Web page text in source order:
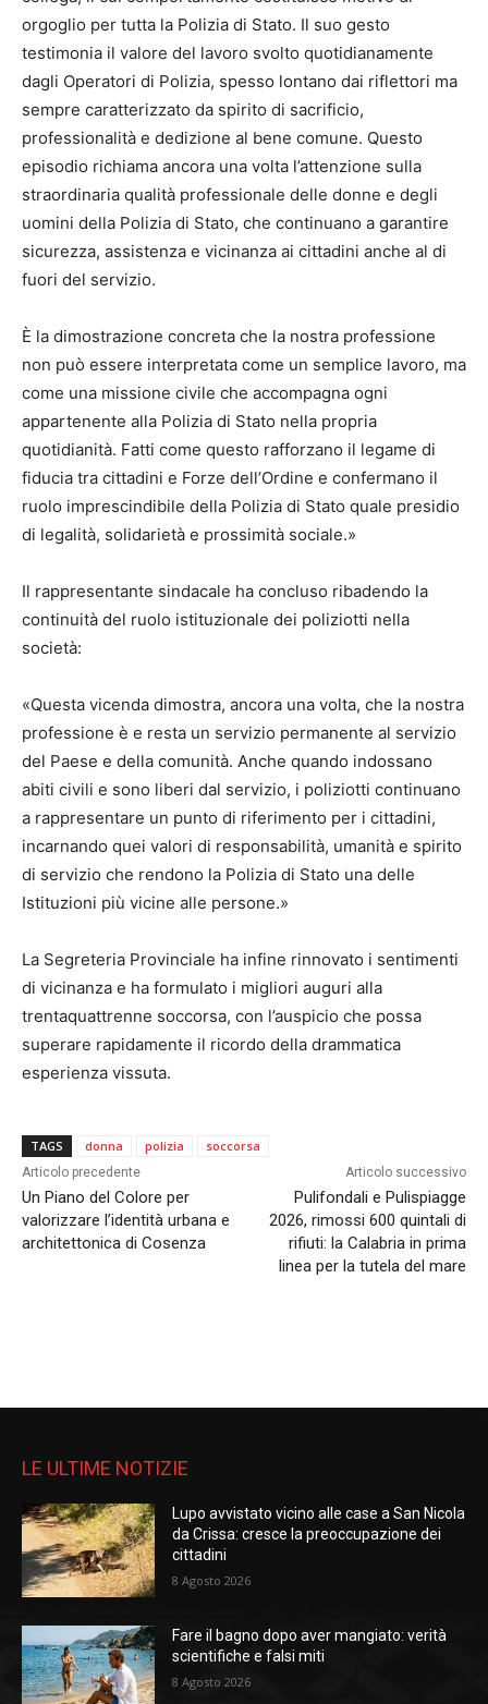
orgoglio per tutta la Polizia di Stato. Il suo gesto
testimonia il valore del lavoro svolto quotidianamente
dagli Operatori di Polizia, spesso lontano dai riflettori ma
sempre caratterizzato da spirito di sacrificio,
professionalità e dedizione al bene comune. Questo
episodio richiama ancora una volta l’attenzione sulla
straordinaria qualità professionale delle donne e degli
uomini della Polizia di Stato, che continuano a garantire
sicurezza, assistenza e vicinanza ai cittadini anche al di
fuori del servizio.
È la dimostrazione concreta che la nostra professione
non può essere interpretata come un semplice lavoro, ma
come una missione civile che accompagna ogni
appartenente alla Polizia di Stato nella propria
quotidianità. Fatti come questo rafforzano il legame di
fiducia tra cittadini e Forze dell’Ordine e confermano il
ruolo imprescindibile della Polizia di Stato quale presidio
di legalità, solidarietà e prossimità sociale.»
Il rappresentante sindacale ha concluso ribadendo la
continuità del ruolo istituzionale dei poliziotti nella
società:
«Questa vicenda dimostra, ancora una volta, che la nostra
professione è e resta un servizio permanente al servizio
del Paese e della comunità. Anche quando indossano
abiti civili e sono liberi dal servizio, i poliziotti continuano
a rappresentare un punto di riferimento per i cittadini,
incarnando quei valori di responsabilità, umanità e spirito
di servizio che rendono la Polizia di Stato una delle
Istituzioni più vicine alle persone.»
La Segreteria Provinciale ha infine rinnovato i sentimenti
di vicinanza e ha formulato i migliori auguri alla
trentaquattrenne soccorsa, con l’auspicio che possa
superare rapidamente il ricordo della drammatica
esperienza vissuta.
TAGS donna polizia soccorsa
Articolo precedente
Un Piano del Colore per
valorizzare l’identità urbana e
architettonica di Cosenza
Articolo successivo
Pulifondali e Pulispiagge
2026, rimossi 600 quintali di
rifiuti: la Calabria in prima
linea per la tutela del mare
LE ULTIME NOTIZIE
Lupo avvistato vicino alle case a San Nicola
da Crissa: cresce la preoccupazione dei
cittadini
8 Agosto 2026
Fare il bagno dopo aver mangiato: verità
scientifiche e falsi miti
8 Agosto 2026